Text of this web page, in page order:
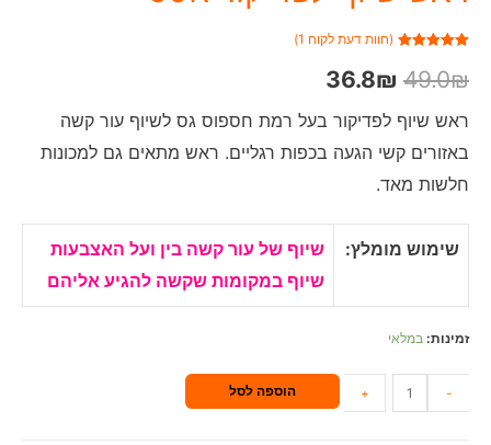
מתוך 5
מבוסס על
(חוות דעת לקוח 1
)
49.0₪
36.8₪
ראש שיוף לפדיקור בעל רמת חספוס גס לשיוף עור קשה
באזורים קשי הגעה בכפות רגליים. ראש מתאים גם למכונות
חלשות מאד.
שימוש מומלץ:
שיוף של עור קשה בין ועל האצבעות
שיוף במקומות שקשה להגיע אליהם
זמינות: במלאי
-
+ הוספה לסל